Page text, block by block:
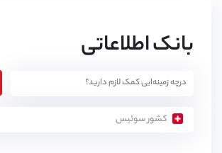
بانک اطلاعاتی
کشور سوئیس